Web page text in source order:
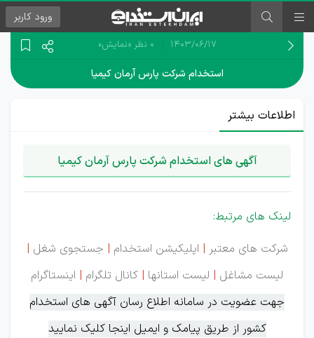
ورود کاربر
۱۴۰۳/۰۶/۱۷ 0 نظر «نمایش»
استخدام شرکت پارس آرمان کیمیا
اطلاعات بیشتر
آگهی های استخدام شرکت پارس آرمان کیمیا
لینک های مرتبط:
شرکت های معتبر | اپلیکیشن استخدام | جستجوی شغل |
لیست مشاغل | لیست استانها | کانال تلگرام | اینستاگرام
جهت عضویت در سامانه اطلاع رسان آگهی های استخدام
کشور از طریق پیامک و ایمیل اینجا کلیک نمایید